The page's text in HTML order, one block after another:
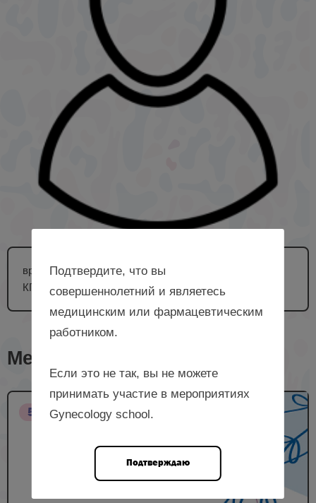
врач – акушер-гинеколог отдела контроля качества
КГБУЗ «АККПЦ», г. Барнаул
Мероприятия с лектором
5 НМО
Подтвердите, что вы
совершеннолетний и являетесь
медицинским или фармацевтическим
работником.
Если это не так, вы не можете
принимать участие в мероприятиях
Gynecology school.
Подтверждаю